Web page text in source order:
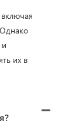
их в